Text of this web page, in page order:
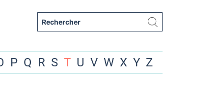
P Q R S T U V W X Y Z